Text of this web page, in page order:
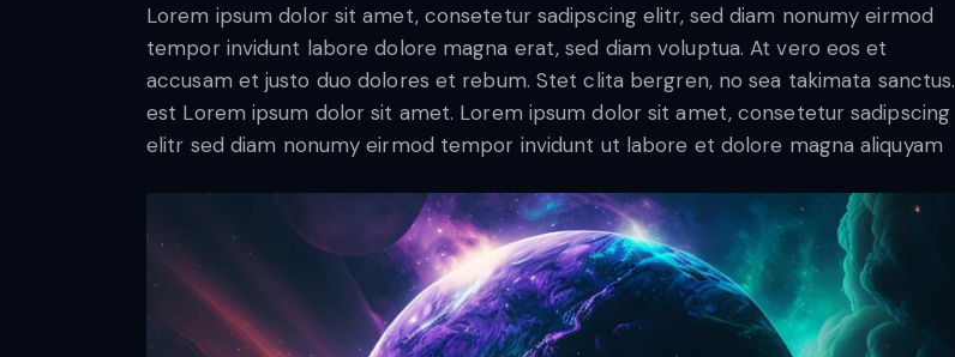
Lorem ipsum dolor sit amet, consetetur sadipscing elitr, sed diam nonumy eirmod
tempor invidunt labore dolore magna erat, sed diam voluptua. At vero eos et
accusam et justo duo dolores et rebum. Stet clita bergren, no sea takimata sanctus.
est Lorem ipsum dolor sit amet. Lorem ipsum dolor sit amet, consetetur sadipscing
elitr sed diam nonumy eirmod tempor invidunt ut labore et dolore magna aliquyam